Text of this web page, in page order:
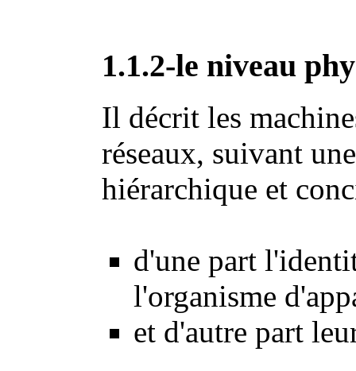
1.1.2-le niveau
Il décrit les
réseaux, suivant
hiérarchique et
d'une part
l'organisme
et d'autre part